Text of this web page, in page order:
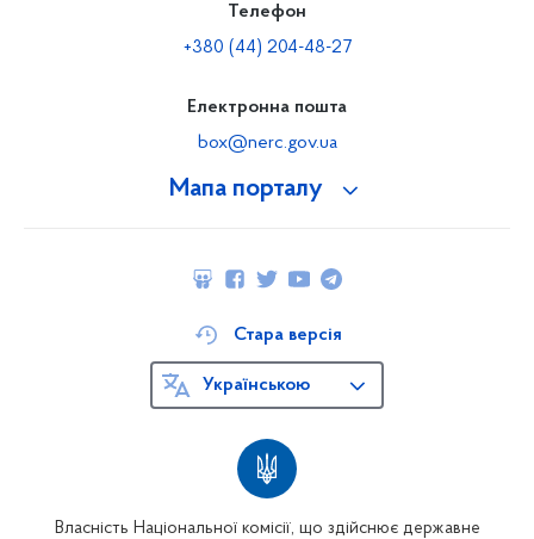
Мапа порталу
Телефон
+380 (44) 204-48-27
Електронна пошта
box@nerc.gov.ua
Власність Національної комісії, що здійснює державне
Стара версія
Українською